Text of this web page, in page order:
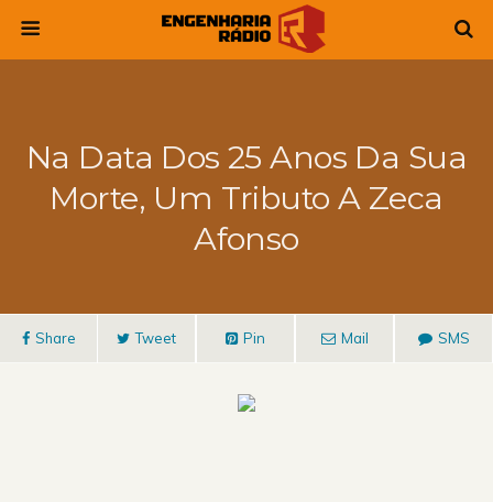
Na Data Dos 25 Anos Da Sua
Morte, Um Tributo A Zeca
Afonso
Share Tweet Pin Mail SMS